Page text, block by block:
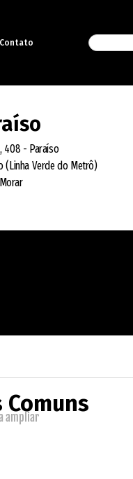
Contato
408 - Paraíso
(Linha Verde do Metrô)
Comuns
ampliar